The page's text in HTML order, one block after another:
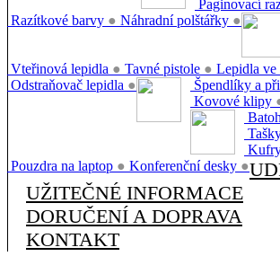
Paginovací
Razítkové barvy ● Náhradní polštářky ●
Vteřinová lepidla ● Tavné pistole ● Lepidla ve
Odstraňovač lepidla ● Špendlíky a
Kovové klipy
Pouzdra na laptop ● Konferenční desky ●
UŽITEČNÉ INFORMACE
DORUČENÍ A DOPRAVA
KONTAKT